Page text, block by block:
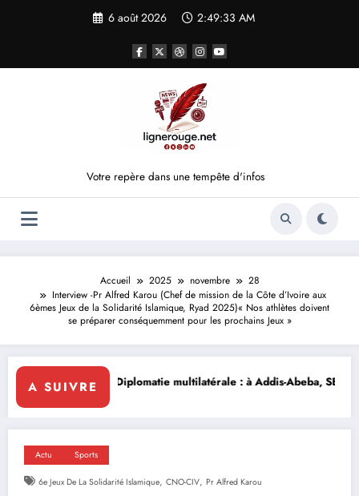
6 août 2026 2:49:33 AM
Votre repère dans une tempête d'infos
Accueil 2025 novembre
28
Interview -Pr Alfred Karou (Chef de mission de la Côte d’Ivoire aux
6èmes Jeux de la Solidarité Islamique, Ryad 2025)« Nos athlètes doivent
se préparer conséquemment pour les prochains Jeux »
A SUIVRE
Diplomatie multilatérale : à Addis-Abeba, SE Mme Nialé Kaba
Actu Sports
6e Jeux De La Solidarité Islamique, CNO-CIV, Pr Alfred Karou